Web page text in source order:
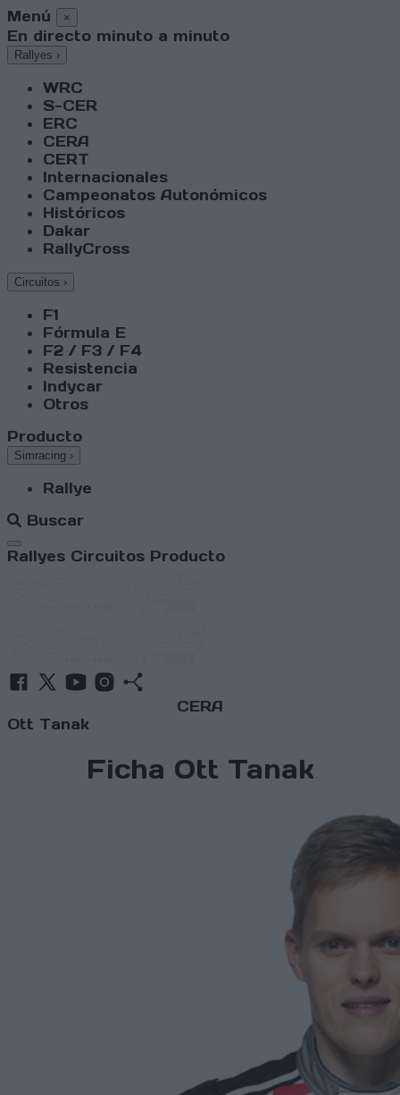
Menú ×
En directo minuto a minuto
Rallyes ›
WRC
S-CER
ERC
CERA
CERT
Internacionales
Campeonatos Autonómicos
Históricos
Dakar
RallyCross
Circuitos ›
F1
Fórmula E
F2 / F3 / F4
Resistencia
Indycar
Otros
Producto
Simracing ›
Rallye
Buscar
Abrir menú
Rallyes Circuitos Producto
CERA
Ott Tanak
Ficha Ott Tanak